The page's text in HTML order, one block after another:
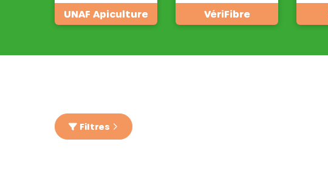
UNAF Apiculture VériFibre
Filtres